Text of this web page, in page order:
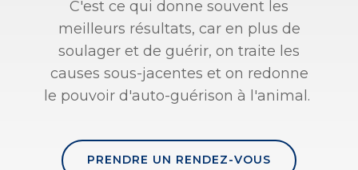
C'est ce qui donne souvent les
meilleurs résultats, car en plus de
soulager et de guérir, on traite les
causes sous-jacentes et on redonne
le pouvoir d'auto-guérison à l'animal.
PRENDRE UN RENDEZ-VOUS